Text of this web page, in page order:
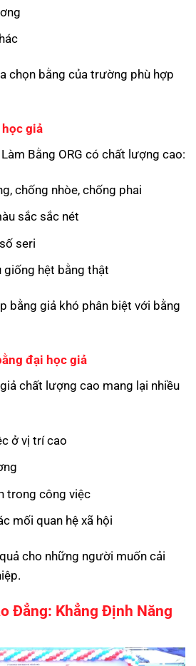
chọn bằng của trường phù hợp
giả
Bằng ORG có chất lượng cao:
chống nhòe, chống phai
sắc sắc nét
seri
giống hệt bằng thật
bằng giả khó phân biệt với bằng
đại học giả
chất lượng cao mang lại nhiều
ở vị trí cao
trong công việc
mối quan hệ xã hội
cho những người muốn cải
Đẳng: Khẳng Định Năng